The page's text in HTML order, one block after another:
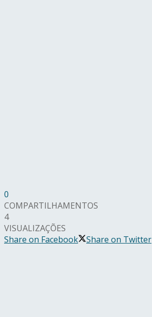
0
COMPARTILHAMENTOS
4
VISUALIZAÇÕES
Share on Facebook
Share on Twitter